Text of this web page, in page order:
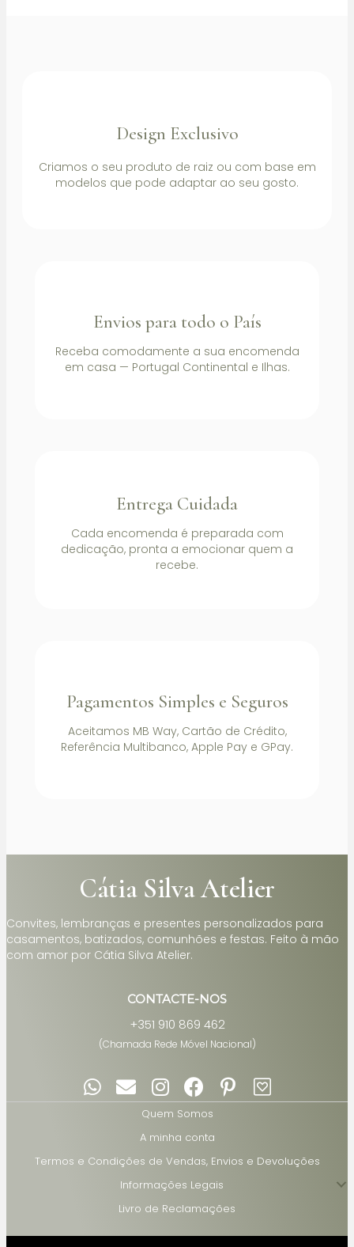
Design Exclusivo
Criamos o seu produto de raiz ou com base em
modelos que pode adaptar ao seu gosto.
Envios para todo o País
Receba comodamente a sua encomenda
em casa — Portugal Continental e Ilhas.
Entrega Cuidada
Cada encomenda é preparada com
dedicação, pronta a emocionar quem a
recebe.
Pagamentos Simples e Seguros
Aceitamos MB Way, Cartão de Crédito,
Referência Multibanco, Apple Pay e GPay.
Cátia Silva Atelier
Convites, lembranças e presentes personalizados para
casamentos, batizados, comunhões e festas. Feito à mão
com amor por Cátia Silva Atelier.
CONTACTE-NOS
+351 910 869 462
(Chamada Rede Móvel Nacional)
Quem Somos
A minha conta
Termos e Condições de Vendas, Envios e Devoluções
Informações Legais
Livro de Reclamações